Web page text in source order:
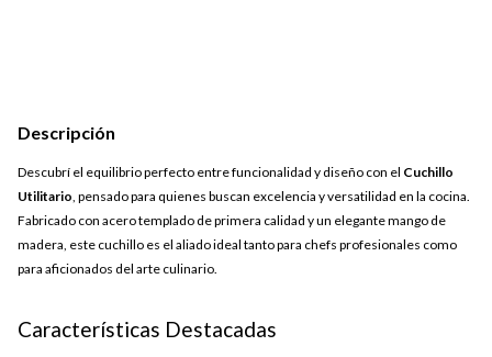
Descripción
Descubrí el equilibrio perfecto entre funcionalidad y diseño con el Cuchillo
Utilitario, pensado para quienes buscan excelencia y versatilidad en la cocina.
Fabricado con acero templado de primera calidad y un elegante mango de
madera, este cuchillo es el aliado ideal tanto para chefs profesionales como
para aficionados del arte culinario.
Características Destacadas